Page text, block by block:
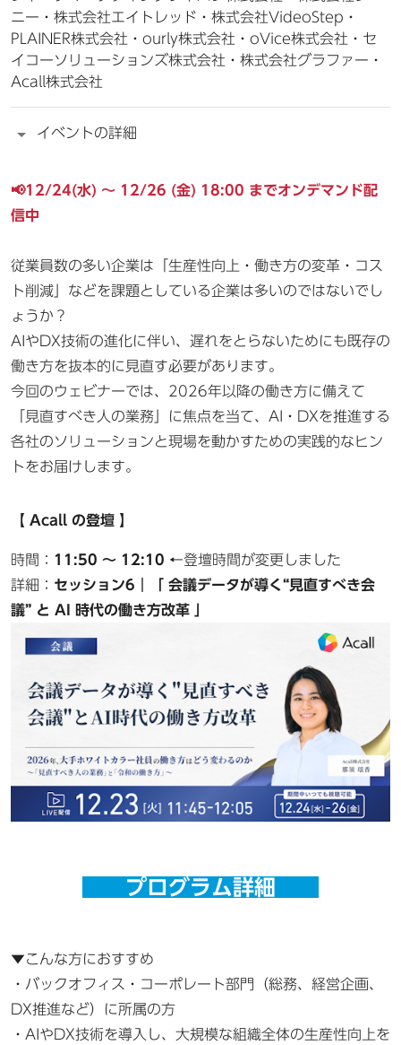
ニー・株式会社エイトレッド・株式会社VideoStep・
PLAINER株式会社・ourly株式会社・oVice株式会社・セ
イコーソリューションズ株式会社・株式会社グラファー・
Acall株式会社
イベントの詳細
📢12/24(水) ～ 12/26 (金) 18:00 までオンデマンド配
信中
従業員数の多い企業は「生産性向上・働き方の変革・コス
ト削減」などを課題としている企業は多いのではないでし
ょうか？
AIやDX技術の進化に伴い、遅れをとらないためにも既存の
働き方を抜本的に見直す必要があります。
今回のウェビナーでは、2026年以降の働き方に備えて
「見直すべき人の業務」に焦点を当て、AI・DXを推進する
各社のソリューションと現場を動かすための実践的なヒン
トをお届けします。
【 Acall の登壇 】
時間： 11:50 ～ 12:10 ←登壇時間が変更しました
詳細： セッション6｜「 会議データが導く“見直すべき会
議” と AI 時代の働き方改革 」
プログラム詳細
▼こんな方におすすめ
・バックオフィス・コーポレート部門（総務、経営企画、
DX推進など）に所属の方
・AIやDX技術を導入し、大規模な組織全体の生産性向上を